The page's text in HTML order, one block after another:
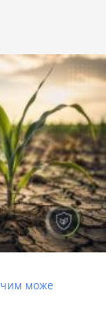
чим може